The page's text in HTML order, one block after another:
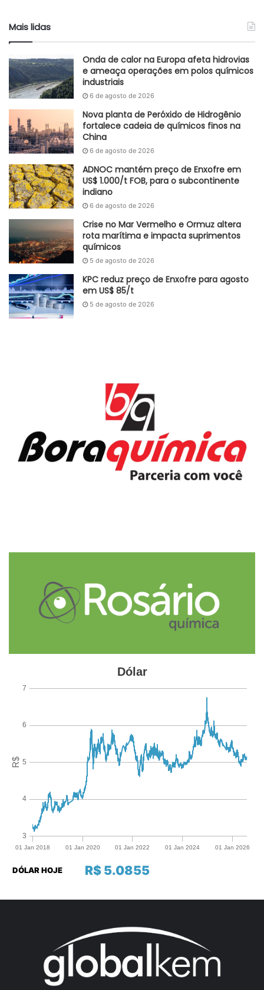
Mais lidas
Onda de calor na Europa afeta hidrovias
e ameaça operações em polos químicos
industriais
6 de agosto de 2026
Nova planta de Peróxido de Hidrogênio
fortalece cadeia de químicos finos na
China
6 de agosto de 2026
ADNOC mantém preço de Enxofre em
US$ 1.000/t FOB, para o subcontinente
indiano
6 de agosto de 2026
Crise no Mar Vermelho e Ormuz altera
rota marítima e impacta suprimentos
químicos
5 de agosto de 2026
KPC reduz preço de Enxofre para agosto
em US$ 85/t
5 de agosto de 2026
R$ 5.0855
DÓLAR HOJE